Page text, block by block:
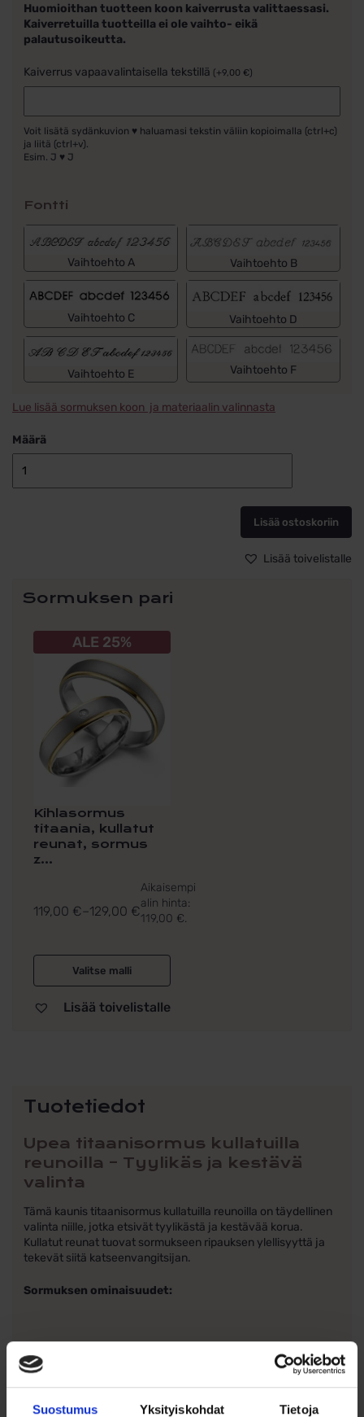
Suostumus Yksityiskohdat Tietoja
Huomioithan tuotteen koon kaiverrusta valittaessasi.
Kaiverretuilla tuotteilla ei ole vaihto- eikä
palautusoikeutta.
Kaiverrus vapaavalintaisella tekstillä (+9,00 €)
Voit lisätä sydänkuvion ♥ haluamasi tekstin väliin kopioimalla (ctrl+c)
ja liitä (ctrl+v).
Esim. J ♥ J
Fontti
Vaihtoehto A Vaihtoehto B
Vaihtoehto C Vaihtoehto D
Vaihtoehto E Vaihtoehto F
Lue lisää sormuksen koon ja materiaalin valinnasta
Määrä
titaania,
kullatut
reunat,
sormus
ilman
Lisää ostoskoriin
Lisää toivelistalle
Sormuksen pari
ALE 25%
Kihlasormus
titaania, kullatut
reunat, sormus
z...
119,00 €–129,00 €
Hintaluokka:
-
129,00 €
Aikaisempi
alin hinta:
119,00 €.
Valitse malli
tuotteella
useampi
muunnelma.
valinnat
tuotteen
sivulla.
Lisää toivelistalle
Tuotetiedot
Upea titaanisormus kullatuilla
reunoilla – Tyylikäs ja kestävä
valinta
Tämä kaunis titaanisormus kullatuilla reunoilla on täydellinen
valinta niille, jotka etsivät tyylikästä ja kestävää korua.
Kullatut reunat tuovat sormukseen ripauksen ylellisyyttä ja
tekevät siitä katseenvangitsijan.
Sormuksen ominaisuudet:
Materiaali: Titaani tunnetaan materiaalina, joka on
erittäin kestävä, pitkäkäyttöinen ja allergiaa
aiheuttamaton. Siksi se onkin niin suosittu valinta
pariskuntien keskuudessa nykyään. Titaanisormus on